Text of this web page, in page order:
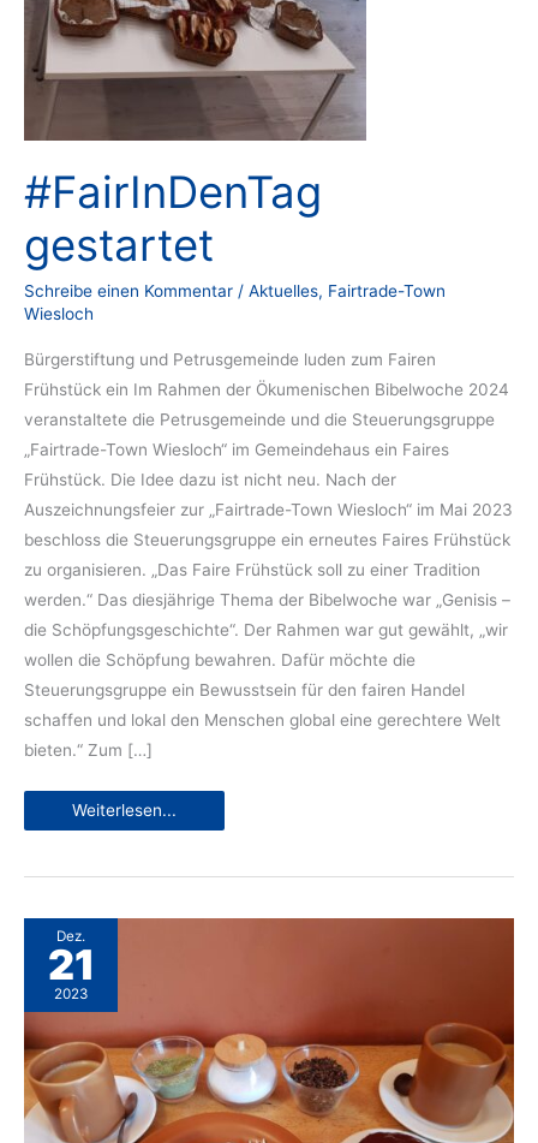
#FairInDenTag
gestartet
Schreibe einen Kommentar / Aktuelles, Fairtrade-Town
Wiesloch
Bürgerstiftung und Petrusgemeinde luden zum Fairen
Frühstück ein Im Rahmen der Ökumenischen Bibelwoche 2024
veranstaltete die Petrusgemeinde und die Steuerungsgruppe
„Fairtrade-Town Wiesloch“ im Gemeindehaus ein Faires
Frühstück. Die Idee dazu ist nicht neu. Nach der
Auszeichnungsfeier zur „Fairtrade-Town Wiesloch“ im Mai 2023
beschloss die Steuerungsgruppe ein erneutes Faires Frühstück
zu organisieren. „Das Faire Frühstück soll zu einer Tradition
werden.“ Das diesjährige Thema der Bibelwoche war „Genisis –
die Schöpfungsgeschichte“. Der Rahmen war gut gewählt, „wir
wollen die Schöpfung bewahren. Dafür möchte die
Steuerungsgruppe ein Bewusstsein für den fairen Handel
schaffen und lokal den Menschen global eine gerechtere Welt
bieten.“ Zum […]
#FairInDenTag
Weiterlesen...
Dez.
21
2023